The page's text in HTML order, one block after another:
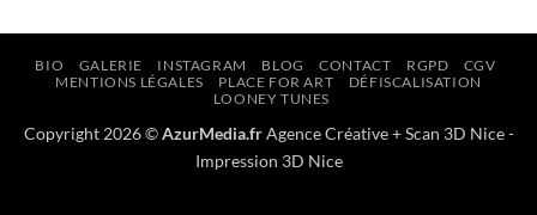
BIO GALERIE INSTAGRAM BLOG CONTACT RGPD
CGV
MENTIONS LÉGALES
PLACE FOR ART
DÉFISCALISATION
LOONEY TUNES
Copyright 2026 ©AzurMedia.fr Agence Créative+Scan 3D Nice-
Impression 3D Nice